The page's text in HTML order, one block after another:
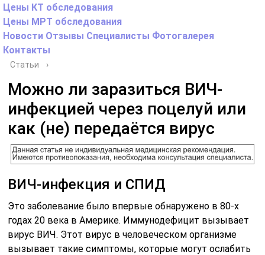
Цены КТ обследования
Цены МРТ обследования
Новости Отзывы Специалисты Фотогалерея
Контакты
Статьи ›
Можно ли заразиться ВИЧ-
инфекцией через поцелуй или
как (не) передаётся вирус
ВИЧ-инфекция и СПИД
Это заболевание было впервые обнаружено в 80-х
годах 20 века в Америке. Иммунодефицит вызывает
вирус ВИЧ. Этот вирус в человеческом организме
вызывает такие симптомы, которые могут ослабить